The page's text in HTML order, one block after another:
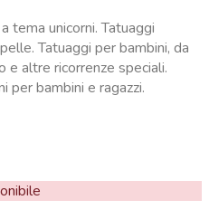
tema unicorni. Tatuaggi
Tatuaggi per bambini, da
e altre ricorrenze speciali.
per bambini e ragazzi.